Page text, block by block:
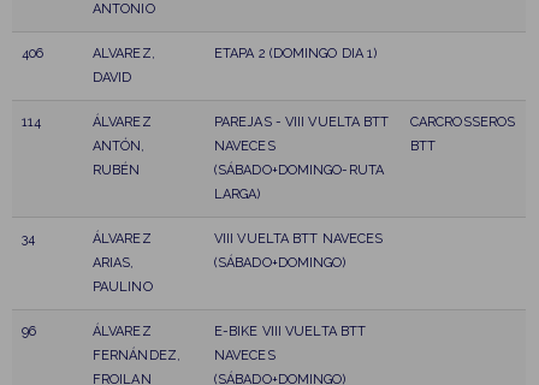
ANTONIO
406
ALVAREZ,
DAVID
ETAPA 2 (DOMINGO DIA 1)
114
ÁLVAREZ
ANTÓN,
RUBÉN
PAREJAS - VIII VUELTA BTT
NAVECES
(SÁBADO+DOMINGO-RUTA
LARGA)
CARCROSSEROS
BTT
34
ÁLVAREZ
ARIAS,
PAULINO
VIII VUELTA BTT NAVECES
(SÁBADO+DOMINGO)
96
ÁLVAREZ
FERNÁNDEZ,
FROILAN
E-BIKE VIII VUELTA BTT
NAVECES
(SÁBADO+DOMINGO)